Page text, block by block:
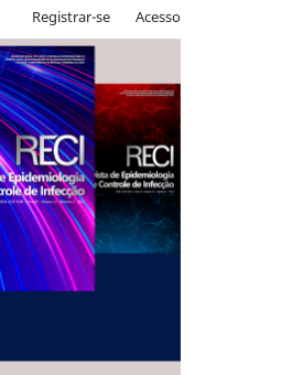
Registrar-se Acesso